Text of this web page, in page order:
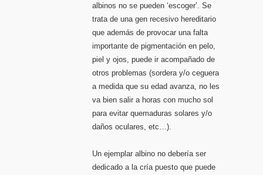
albinos no se pueden ‘escoger’. Se
trata de una gen recesivo hereditario
que además de provocar una falta
importante de pigmentación en pelo,
piel y ojos, puede ir acompañado de
otros problemas (sordera y/o ceguera
a medida que su edad avanza, no les
va bien salir a horas con mucho sol
para evitar quemaduras solares y/o
daños oculares, etc…).
Un ejemplar albino no debería ser
dedicado a la cría puesto que puede